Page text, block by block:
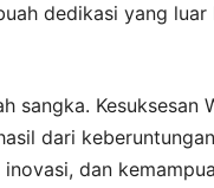
dedikasi yang luar
sangka. Kesuksesan
dari
dan